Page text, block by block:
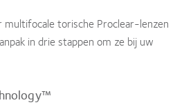
multifocale torische Proclear-lenzen
in drie stappen om ze bij uw